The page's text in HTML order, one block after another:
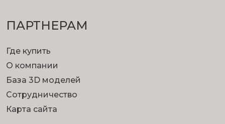
ПАРТНЕРАМ
Где купить
О компании
База 3D моделей
Сотрудничество
Карта сайта